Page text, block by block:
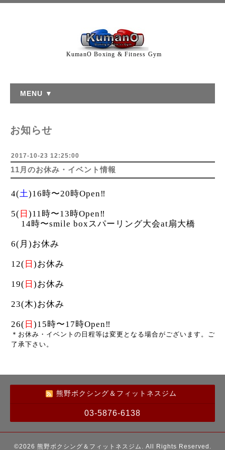
KumanO Boxing & Fitness Gym
MENU ▼
お知らせ
2017-10-23 12:25:00
11月のお休み・イベント情報
4(土)16時〜20時Open‼︎
5( 日 )11時〜13時Open‼︎
14時〜smile boxスパーリング大会at扇大橋
6(月)お休み
12( 日 )お休み
19( 日 )お休み
23(木)お休み
26( 日 )15時〜17時Open‼︎
＊お休み・イベントの日程等は変更となる場合がございます。ご
了承下さい。
熊野ボクシング＆フィットネスジム
03-5876-6138
©2026 熊野ボクシング＆フィットネスジム . All Rights Reserved.